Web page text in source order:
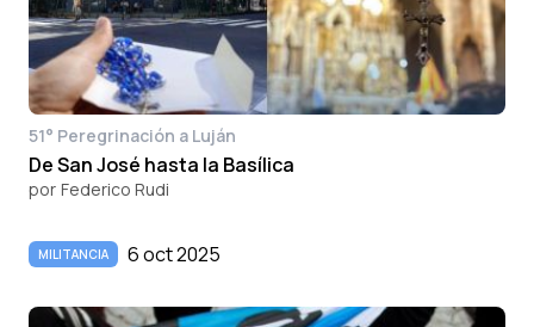
51° Peregrinación a Luján
De San José hasta la Basílica
por Federico Rudi
MILITANCIA 6 oct 2025